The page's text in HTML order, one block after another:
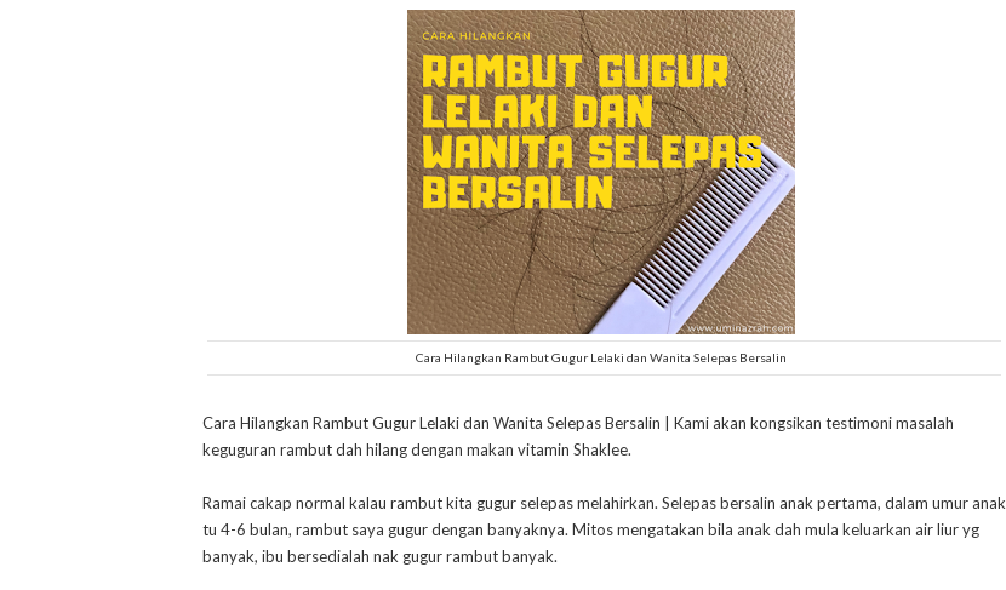
Cara Hilangkan Rambut Gugur Lelaki dan Wanita Selepas Bersalin
Cara Hilangkan Rambut Gugur Lelaki dan Wanita Selepas Bersalin | Kami akan kongsikan testimoni masalah
keguguran rambut dah hilang dengan makan vitamin Shaklee.
Ramai cakap normal kalau rambut kita gugur selepas melahirkan. Selepas bersalin anak pertama, dalam umur anak
tu 4-6 bulan, rambut saya gugur dengan banyaknya. Mitos mengatakan bila anak dah mula keluarkan air liur yg
banyak, ibu bersedialah nak gugur rambut banyak.